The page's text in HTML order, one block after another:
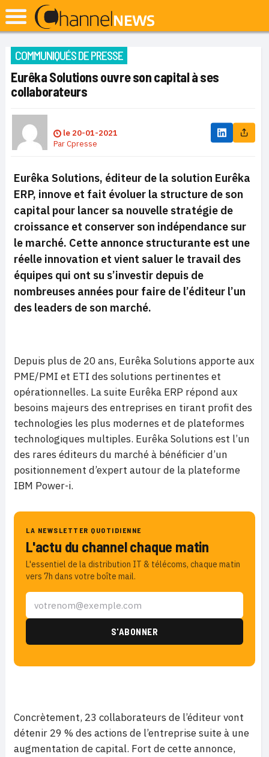
COMMUNIQUÉS DE PRESSE
Eurêka Solutions ouvre son capital à ses
collaborateurs
le 20-01-2021
ParCpresse
Eurêka Solutions, éditeur de la solution Eurêka
ERP, innove et fait évoluer la structure de son
capital pour lancer sa nouvelle stratégie de
croissance et conserver son indépendance sur
le marché. Cette annonce structurante est une
réelle innovation et vient saluer le travail des
équipes qui ont su s’investir depuis de
nombreuses années pour faire de l’éditeur l’un
des leaders de son marché.
Depuis plus de 20 ans, Eurêka Solutions apporte aux
PME/PMI et ETI des solutions pertinentes et
opérationnelles. La suite Eurêka ERP répond aux
besoins majeurs des entreprises en tirant profit des
technologies les plus modernes et de plateformes
technologiques multiples. Eurêka Solutions est l’un
des rares éditeurs du marché à bénéficier d’un
positionnement d’expert autour de la plateforme
IBM Power-i.
LA NEWSLETTER QUOTIDIENNE
L'actu du channel chaque matin
L'essentiel de la distribution IT & télécoms, chaque matin
vers 7h dans votre boîte mail.
Concrètement, 23 collaborateurs de l’éditeur vont
détenir 29 % des actions de l’entreprise suite à une
augmentation de capital. Fort de cette annonce,